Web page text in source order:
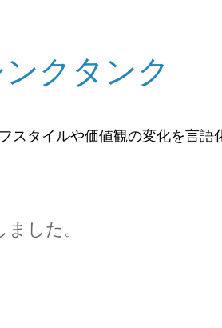
クタンク
スタイルや価値観の変化を言語
した。